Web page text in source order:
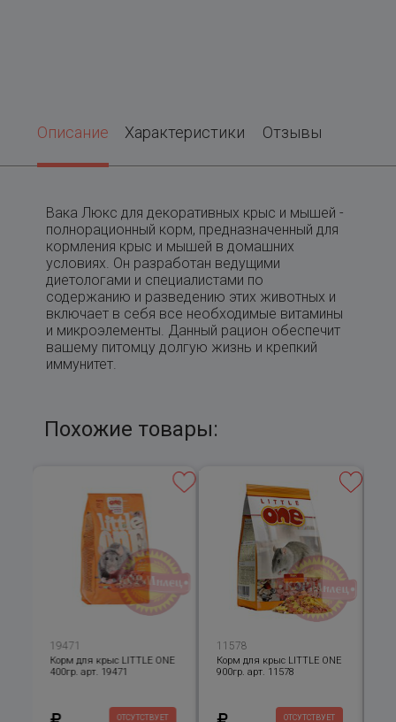
Описание Характеристики Отзывы
Вака Люкс для декоративных крыс и мышей -
полнорационный корм, предназначенный для
кормления крыс и мышей в домашних
условиях. Он разработан ведущими
диетологами и специалистами по
содержанию и разведению этих животных и
включает в себя все необходимые витамины
и микроэлементы. Данный рацион обеспечит
вашему питомцу долгую жизнь и крепкий
иммунитет.
Похожие товары:
19471
Корм для крыс LITTLE ONE
400гр. арт. 19471
ОТСУТСТВУЕТ
11578
Корм для крыс LITTLE ONE
900гр. арт. 11578
ОТСУТСТВУЕТ